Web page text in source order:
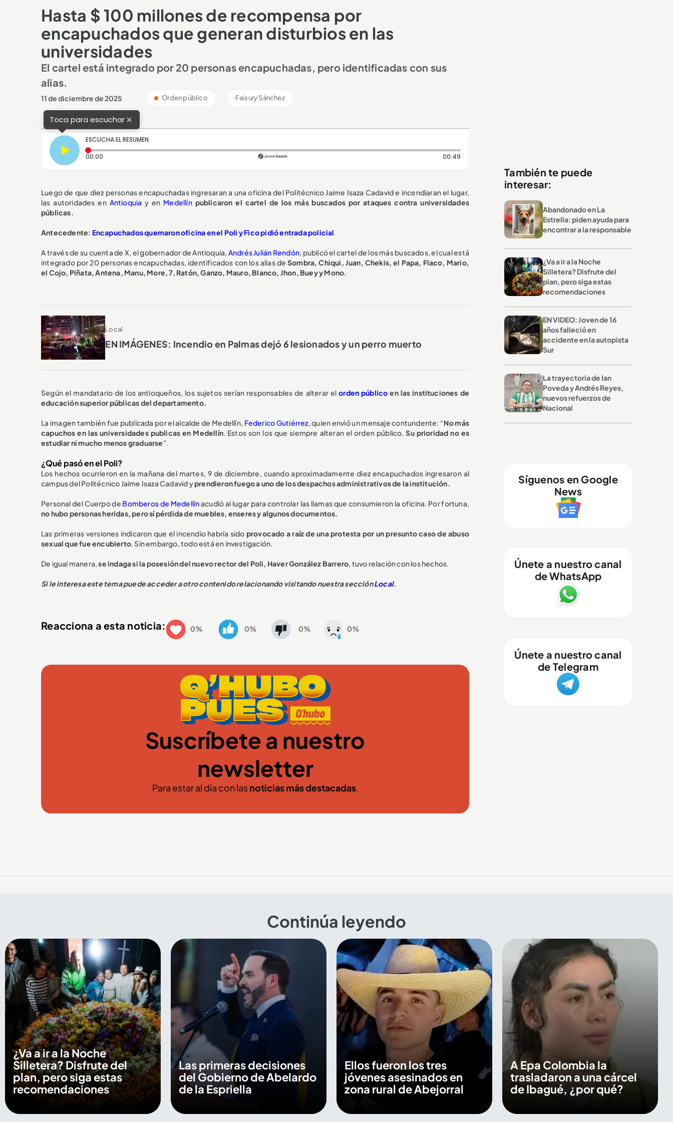
Hasta $ 100 millones de recompensa por
encapuchados que generan disturbios en las
universidades
El cartel está integrado por 20 personas encapuchadas, pero identificadas con sus
alias.
11 de diciembre de 2025 Orden público Faisury Sánchez
Toca para escuchar×
ESCUCHA EL RESUMEN
00:00
00:49Duración: 49 segundos
Luego de que diez personas encapuchadas ingresaran a una oficina del Politécnico Jaime Isaza Cadavid e incendiaran el lugar,
las autoridades en Antioquia y en Medellín publicaron el cartel de los más buscados por ataques contra universidades
públicas.
Antecedente: Encapuchados quemaron oficina en el Poli y Fico pidió entrada policial
A través de su cuenta de X, el gobernador de Antioquia, Andrés Julián Rendón, publicó el cartel de los más buscados, el cual está
integrado por 20 personas encapuchadas, identificados con los alias deSombra, Chiqui, Juan, Chekis, el Papa, Flaco, Mario,
el Cojo, Piñata, Antena, Manu, More, 7, Ratón, Ganzo, Mauro, Blanco, Jhon, Buey y Mono.
Local
EN IMÁGENES: Incendio en Palmas dejó 6 lesionados y un perro muerto
Según el mandatario de los antioqueños, los sujetos serían responsables de alterar elorden público en las instituciones de
educación superior públicas del departamento.
La imagen también fue publicada por el alcalde de Medellín, Federico Gutiérrez, quien envió un mensaje contundente: “No más
capuchos en las universidades publicas en Medellín. Estos son los que siempre alteran el orden público.Su prioridad no es
estudiar ni mucho menos graduarse”.
¿Qué pasó en el Poli?
Los hechos ocurrieron en la mañana del martes, 9 de diciembre, cuando aproximadamente diez encapuchados ingresaron al
campus del Politécnico Jaime Isaza Cadavid yprendieron fuego a uno de los despachos administrativos de la institución.
Personal del Cuerpo de Bomberos de Medellínacudió al lugar para controlar las llamas que consumieron la oficina. Por fortuna,
no hubo personas heridas, pero sí pérdida de muebles, enseres y algunos documentos.
Las primeras versiones indicaron que el incendio habría sido provocado a raíz de una protesta por un presunto caso de abuso
sexual que fue encubierto. Sin embargo, todo está en investigación.
De igual manera,se indaga si la posesión del nuevo rector del Poli, Haver González Barrero, tuvo relación con los hechos.
Si le interesa este tema puede acceder a otro contenido relacionando visitando nuestra secciónLocal.
Reacciona a esta noticia: 0% 0% 0% 0%
Suscríbete a nuestro
newsletter
Para estar al día con lasnoticias más destacadas.
También te puede
interesar:
Abandonado en La
Estrella: piden ayuda para
encontrar a la responsable
¿Va a ir a la Noche
Silletera? Disfrute del
plan, pero siga estas
recomendaciones
EN VIDEO: Joven de 16
años falleció en
accidente en la autopista
Sur
La trayectoria de Ian
Poveda y Andrés Reyes,
nuevos refuerzos de
Nacional
Síguenos en Google
News
Únete a nuestro canal
de WhatsApp
Únete a nuestro canal
de Telegram
Continúa leyendo
¿Va a ir a la Noche
Silletera? Disfrute del
plan, pero siga estas
recomendaciones
Las primeras decisiones
del Gobierno de Abelardo
de la Espriella
Ellos fueron los tres
jóvenes asesinados en
zona rural de Abejorral
A Epa Colombia la
trasladaron a una cárcel
de Ibagué, ¿por qué?